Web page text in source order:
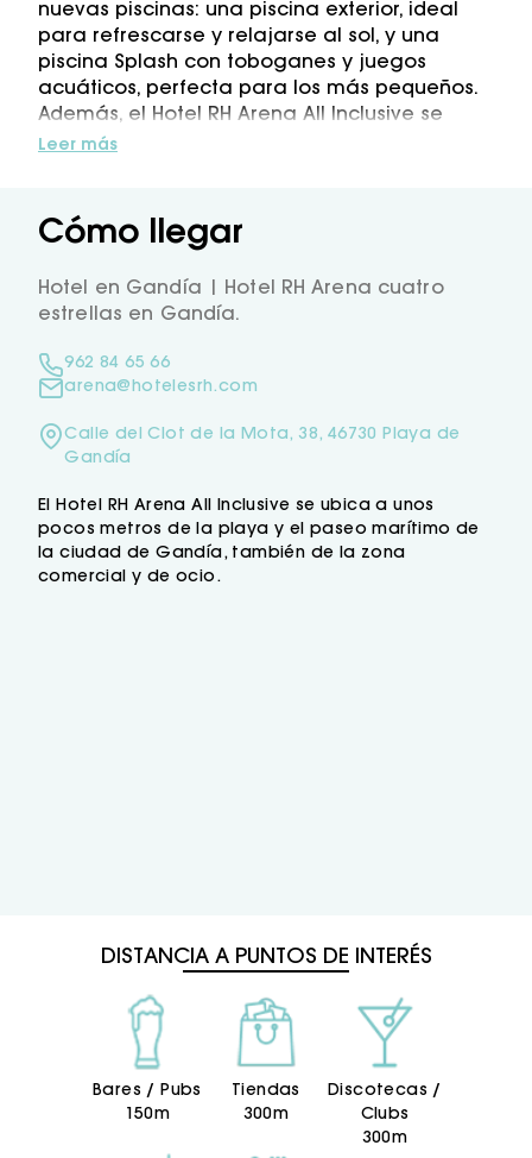
nuevas piscinas: una piscina exterior, ideal
para refrescarse y relajarse al sol, y una
piscina Splash con toboganes y juegos
acuáticos, perfecta para los más pequeños.
Además, el Hotel RH Arena All Inclusive se
encuentra a solo 300 metros de la playa de
acuáticas como paddle surf, vela, snorkel o
buceo. Y en verano, nuestro chiringuito RH4
aperitivos y un ambiente ideal para seguir
disfrutando.
Las habitaciones, amplias y luminosas,
ofrecen el descanso y la comodidad que
necesitas, con terraza o balcón para que tu
estancia sea aún más agradable.
Cada mañana podrás empezar el día con un
la cena disfrutar de una variada propuesta
de platos mediterráneos, recetas locales e
internacionales, opciones para todos los
gustos y servicio de show cooking.
Leer más
Cómo llegar
Hotel en Gandía | Hotel RH Arena cuatro
estrellas en Gandía.
962 84 65 66
arena@hotelesrh.com
Calle del Clot de la Mota, 38, 46730 Playa de
Gandía
El Hotel RH Arena All Inclusive se ubica a unos
pocos metros de la playa y el paseo marítimo de
la ciudad de Gandía, también de la zona
comercial y de ocio.
DISTANCIA A PUNTOS DE INTERÉS
Bares / Pubs
150m
Tiendas
300m
Discotecas /
Clubs
300m